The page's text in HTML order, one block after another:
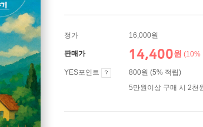
정가 16,000원
판매가 14,400원 (10%
YES포인트
800원 (5% 적립)
5만원이상 구매 시 2천